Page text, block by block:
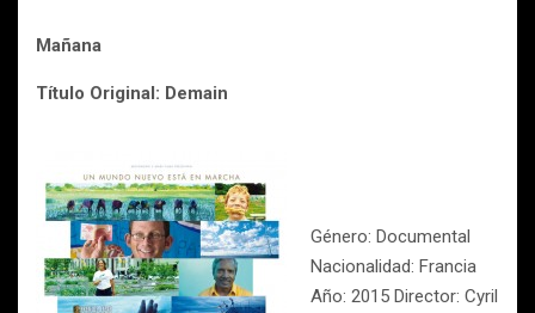
Mañana
Título Original: Demain
Género: Documental
Nacionalidad: Francia
Año: 2015 Director: Cyril